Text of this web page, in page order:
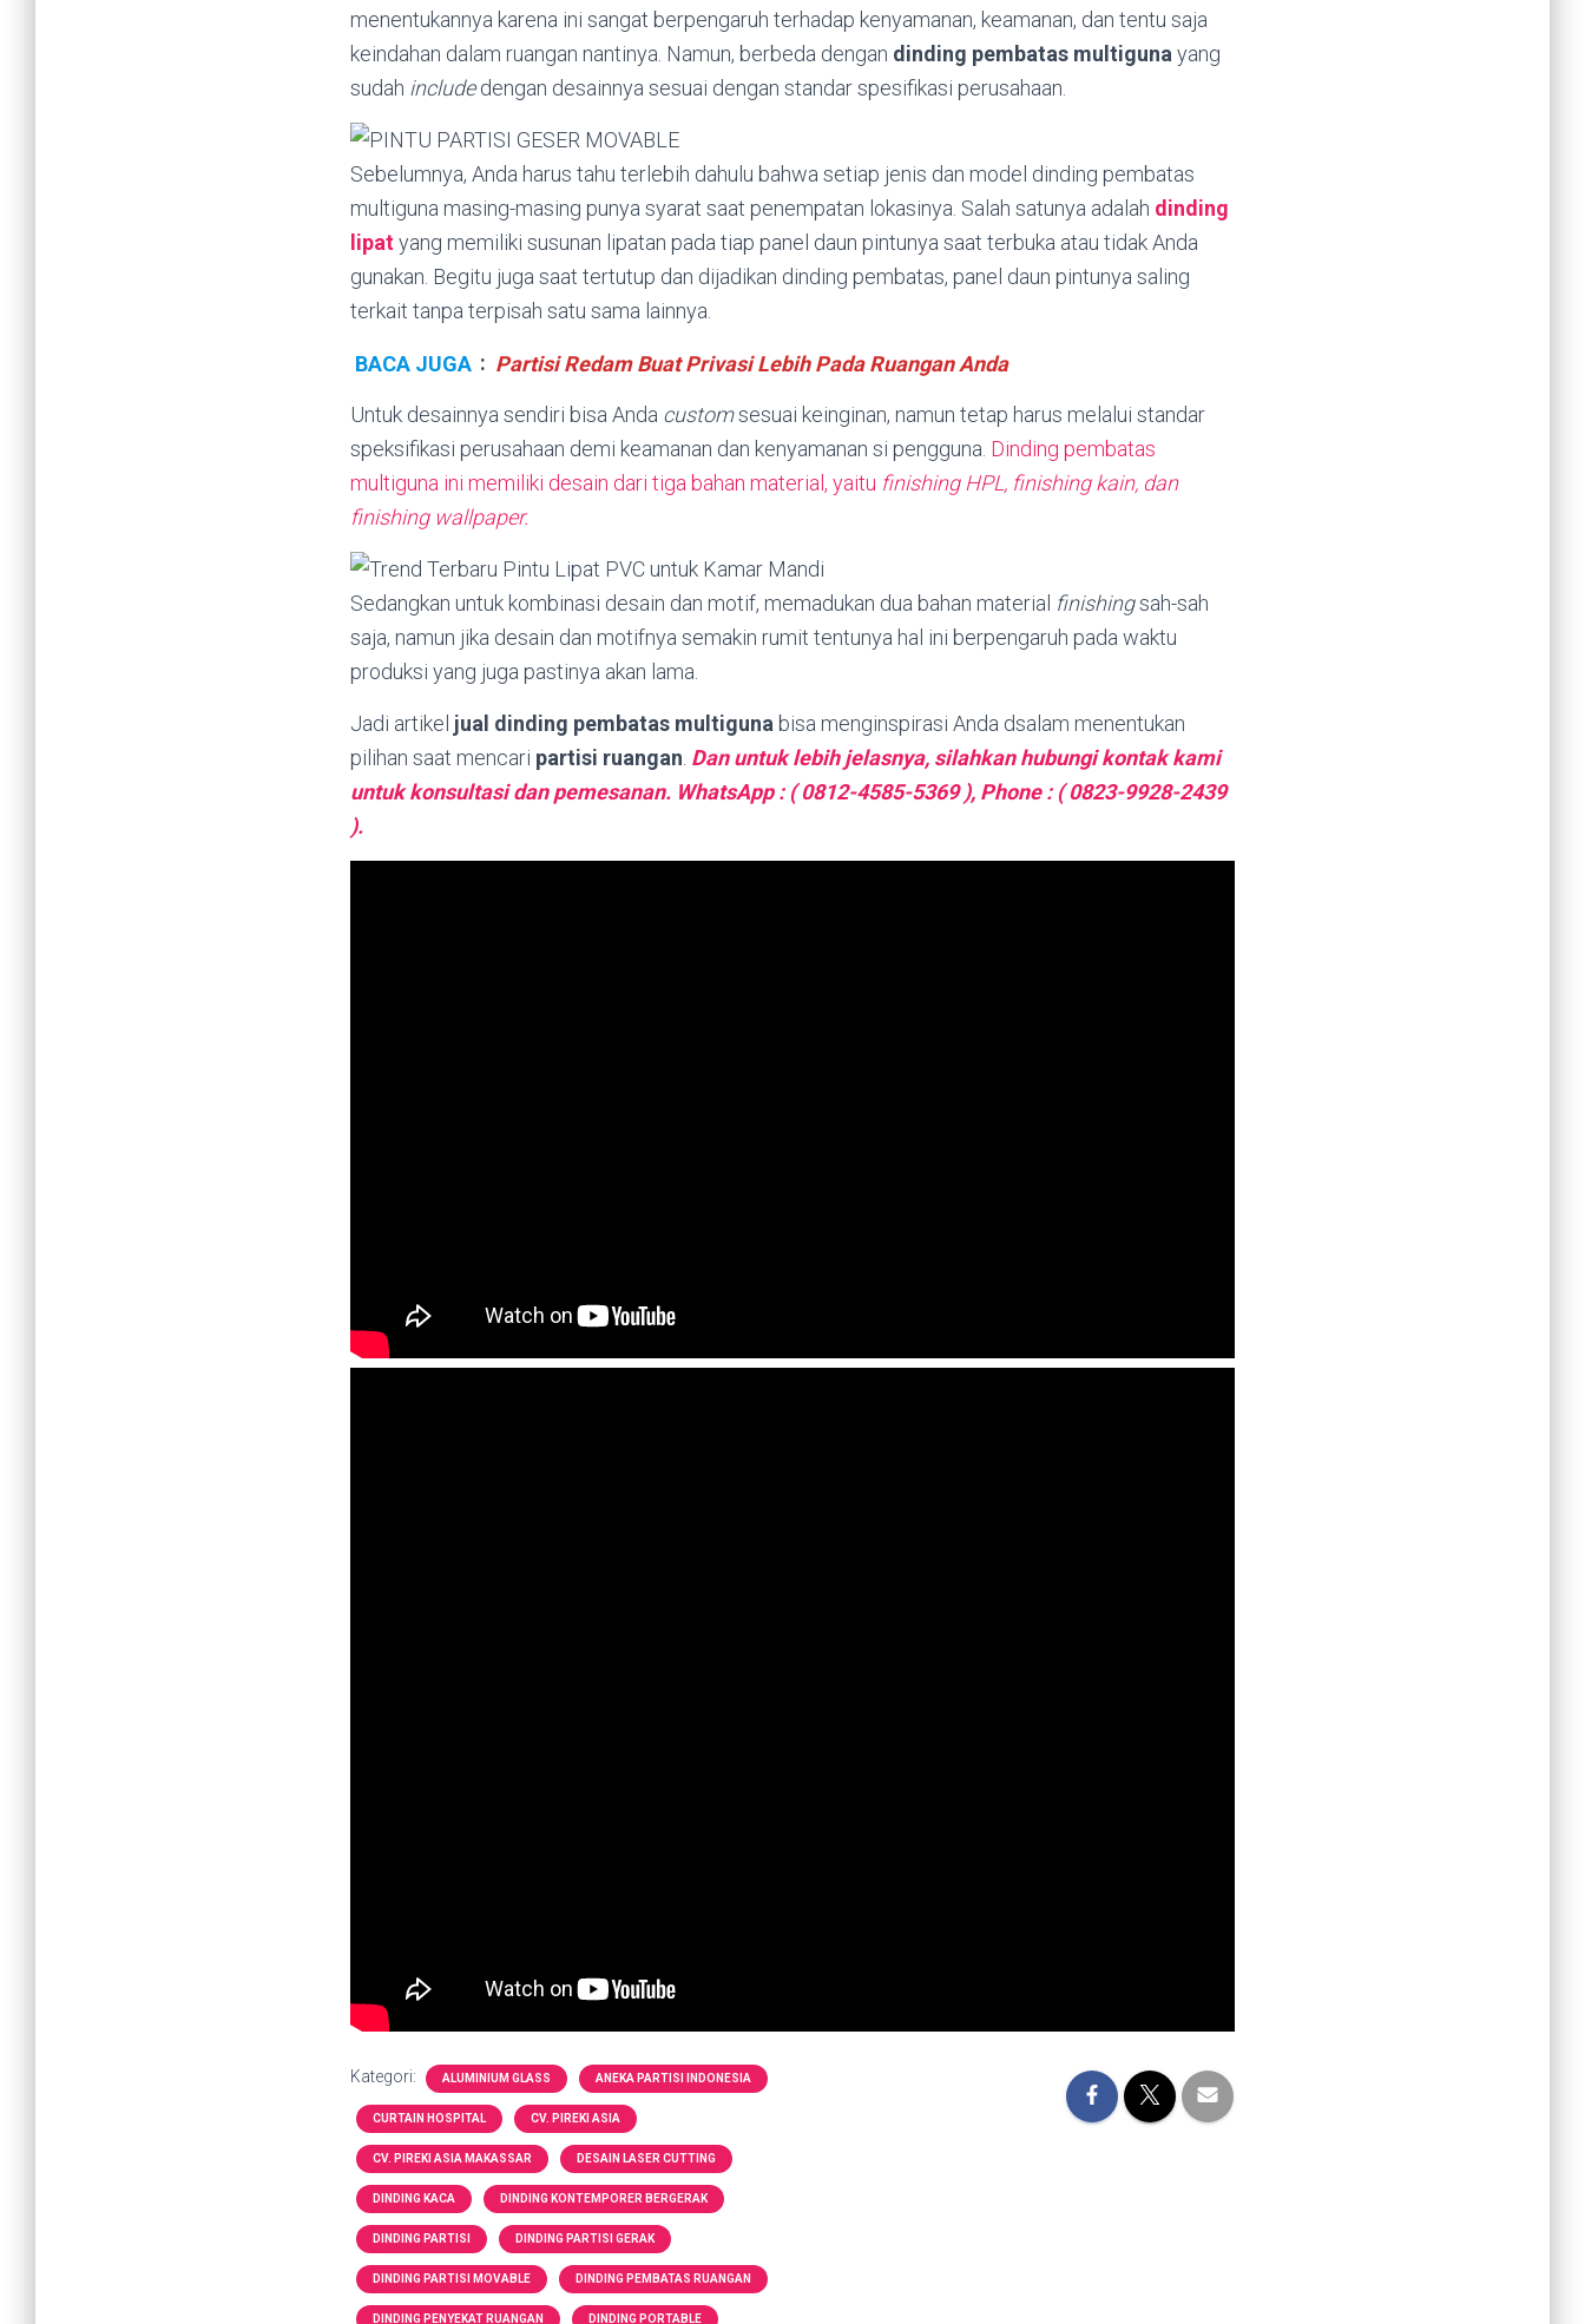
menentukannya karena ini sangat berpengaruh terhadap kenyamanan, keamanan, dan tentu saja
keindahan dalam ruangan nantinya. Namun, berbeda dengan dinding pembatas multigunayang
sudah includedengan desainnya sesuai dengan standar spesifikasi perusahaan.
Sebelumnya, Anda harus tahu terlebih dahulu bahwa setiap jenis dan model dinding pembatas
multiguna masing-masing punya syarat saat penempatan lokasinya. Salah satunya adalah dinding
lipatyang memiliki susunan lipatan pada tiap panel daun pintunya saat terbuka atau tidak Anda
gunakan. Begitu juga saat tertutup dan dijadikan dinding pembatas, panel daun pintunya saling
terkait tanpa terpisah satu sama lainnya.
BACA JUGA : Partisi Redam Buat Privasi Lebih Pada Ruangan Anda
Untuk desainnya sendiri bisa Anda customsesuai keinginan, namun tetap harus melalui standar
speksifikasi perusahaan demi keamanan dan kenyamanan si pengguna. Dinding pembatas
multiguna ini memiliki desain dari tiga bahan material, yaitu finishing HPL, finishing kain, dan
finishing wallpaper.
Sedangkan untuk kombinasi desain dan motif, memadukan dua bahan material finishingsah-sah
saja, namun jika desain dan motifnya semakin rumit tentunya hal ini berpengaruh pada waktu
produksi yang juga pastinya akan lama.
Jadi artikel jual dinding pembatas multiguna bisa menginspirasi Anda dsalam menentukan
pilihan saat mencari partisi ruangan. Dan untuk lebih jelasnya, silahkan hubungi kontak kami
untuk konsultasi dan pemesanan. WhatsApp : ( 0812-4585-5369 ), Phone : ( 0823-9928-2439
).
Kategori: ALUMINIUM GLASS ANEKA PARTISI INDONESIA
CURTAIN HOSPITAL CV. PIREKI ASIA
CV. PIREKI ASIA MAKASSAR DESAIN LASER CUTTING
DINDING KACA DINDING KONTEMPORER BERGERAK
DINDING PARTISI DINDING PARTISI GERAK
DINDING PARTISI MOVABLE DINDING PEMBATAS RUANGAN
DINDING PENYEKAT RUANGAN DINDING PORTABLE